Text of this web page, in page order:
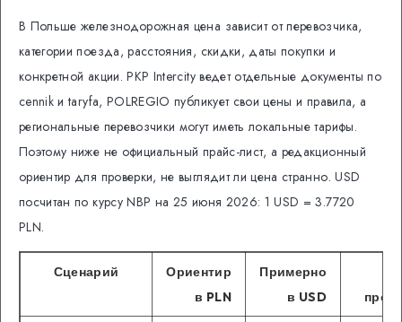
В Польше железнодорожная цена зависит от перевозчика,
категории поезда, расстояния, скидки, даты покупки и
конкретной акции. PKP Intercity ведет отдельные документы по
cennik и taryfa, POLREGIO публикует свои цены и правила, а
региональные перевозчики могут иметь локальные тарифы.
Поэтому ниже не официальный прайс-лист, а редакционный
ориентир для проверки, не выглядит ли цена странно. USD
посчитан по курсу NBP на 25 июня 2026: 1 USD = 3.7720
PLN.
Сценарий
Ориентир
в PLN
Примерно
в USD